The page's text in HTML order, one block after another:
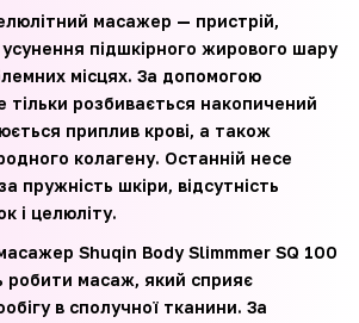
масажер — пристрій,
підшкірного жирового шару
місцях. За допомогою
тільки розбивається накопичений
приплив крові, а також
колагену. Останній несе
пружність шкіри, відсутність
і целюліту.
Shuqin Body Slimmmer SQ 100
робити масаж, який сприяє
в сполучної тканини. За